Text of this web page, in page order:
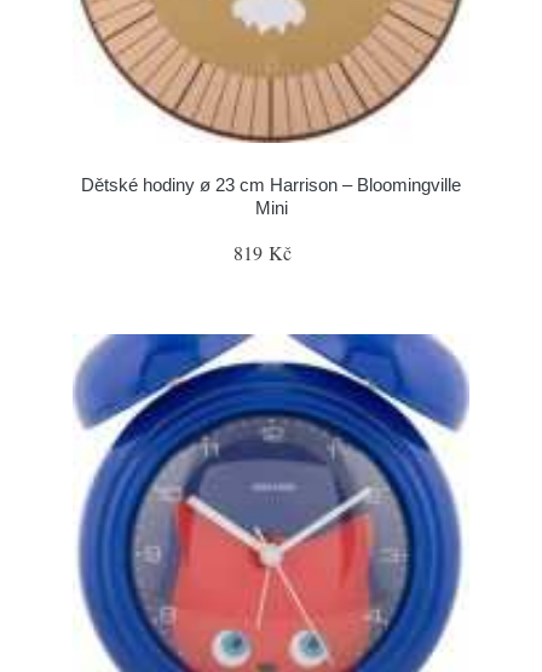
Dětské hodiny ø 23 cm Harrison – Bloomingville
Mini
819 Kč